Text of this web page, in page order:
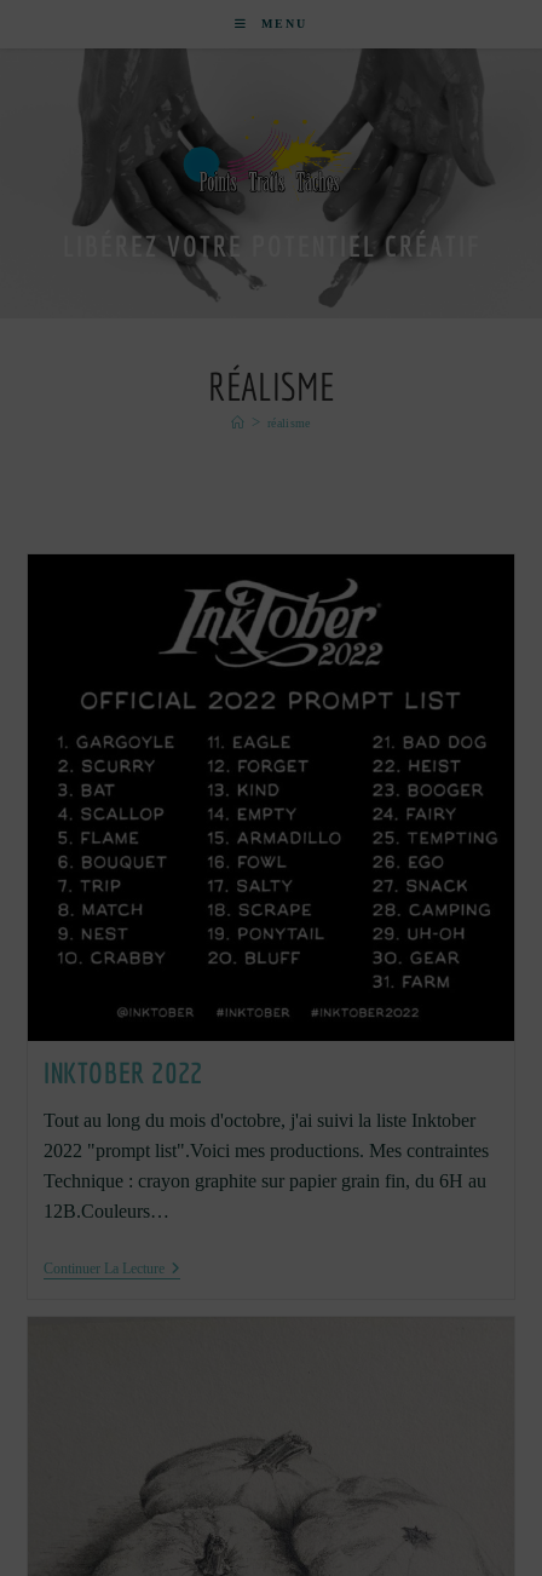
MENU
LIBÉREZ VOTRE POTENTIEL CRÉATIF
RÉALISME
> réalisme
INKTOBER 2022
Tout au long du mois d'octobre, j'ai suivi la liste Inktober
2022 "prompt list".Voici mes productions. Mes contraintes
Technique : crayon graphite sur papier grain fin, du 6H au
12B.Couleurs…
Continuer La LectureInktober